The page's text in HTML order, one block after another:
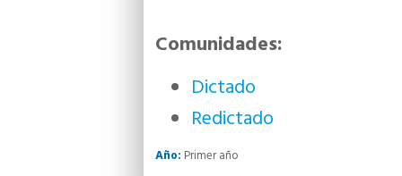
Comunidades:
Dictado
Redictado
Año: Primer año